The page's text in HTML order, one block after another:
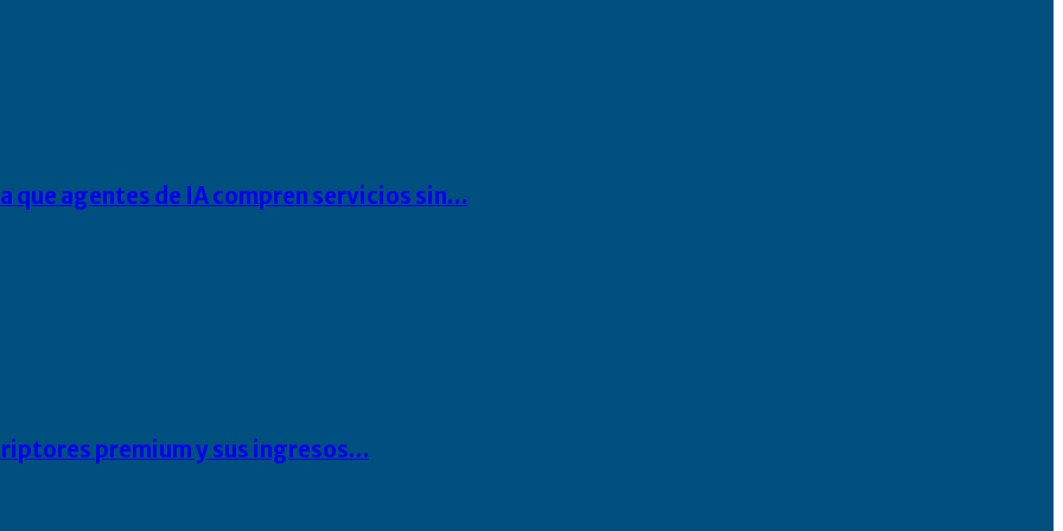
agentes de IA compren servicios sin…
premium y sus ingresos…